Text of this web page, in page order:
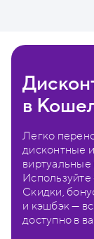
в
Легко
дисконтные
Скидки,
и кэшбэк —
доступно в